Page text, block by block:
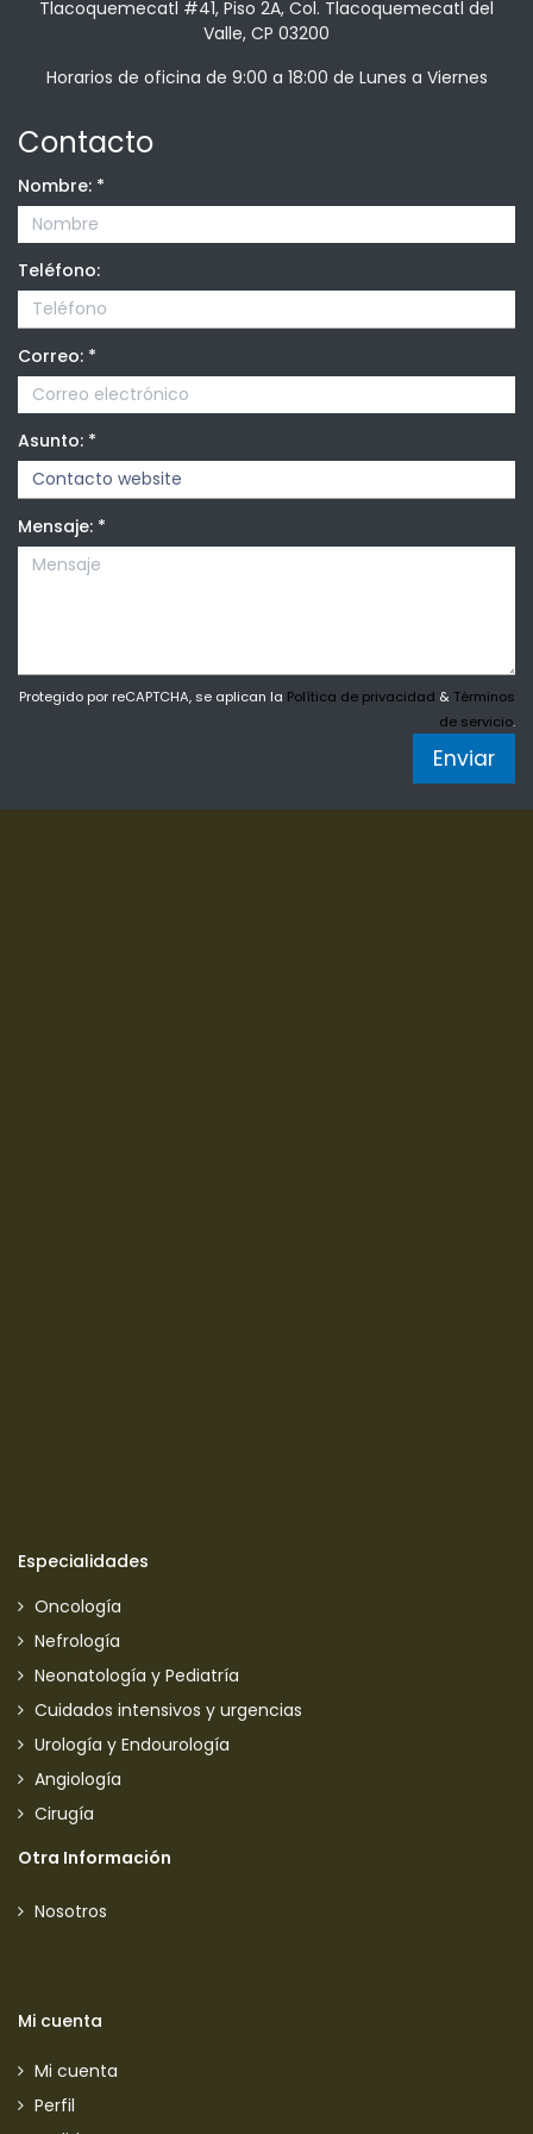
Tlacoquemecatl #41, Piso 2A, Col. Tlacoquemecatl del
Valle, CP 03200
Horarios de oficina de 9:00 a 18:00 de Lunes a Viernes
Contacto
Nombre: *
Teléfono:
Correo: *
Asunto: *
Mensaje: *
Protegido por reCAPTCHA, se aplican la Política de privacidad & Términos
de servicio.
Enviar
Especialidades
Oncología
Nefrología
Neonatología y Pediatría
Cuidados intensivos y urgencias
Urología y Endourología
Angiología
Cirugía
Otra Información
Nosotros
Mi cuenta
Mi cuenta
Perfil